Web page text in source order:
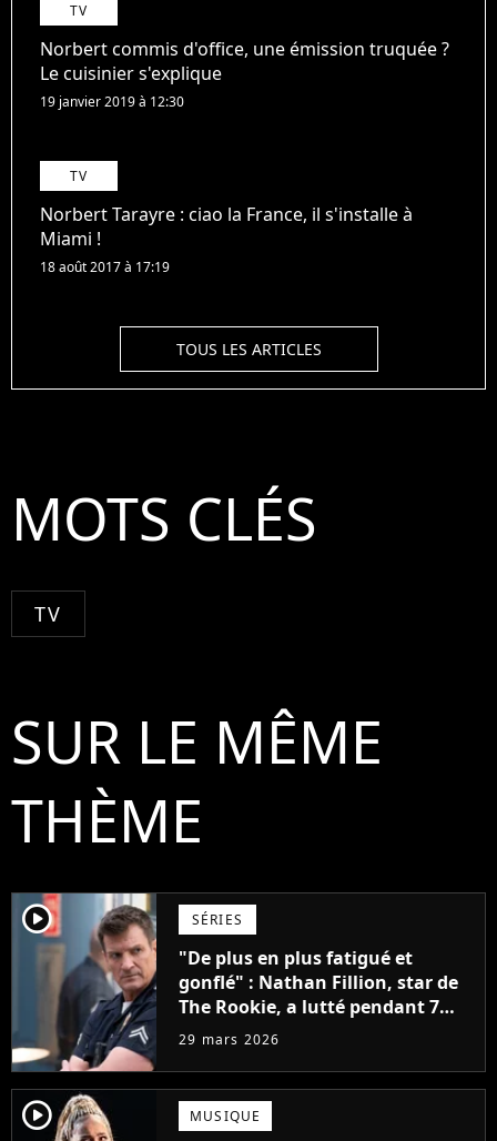
TV
Norbert commis d'office, une émission truquée ?
Le cuisinier s'explique
19 janvier 2019 à 12:30
TV
Norbert Tarayre : ciao la France, il s'installe à
Miami !
18 août 2017 à 17:19
TOUS LES ARTICLES
MOTS CLÉS
TV
SUR LE MÊME
THÈME
player2 SÉRIES
"De plus en plus fatigué et
gonflé" : Nathan Fillion, star de
The Rookie, a lutté pendant 7
ans avec un rôle qui le détruisait
29 mars 2026
player2 MUSIQUE